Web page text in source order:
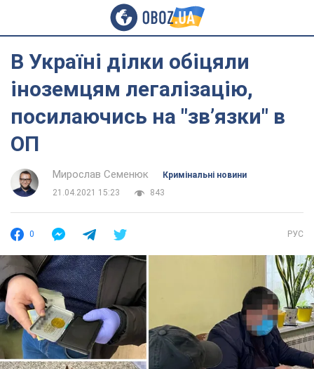
В Україні ділки обіцяли
іноземцям легалізацію,
посилаючись на "зв’язки" в
ОП
Мирослав Семенюк
Кримінальні новини
21.04.2021 15:23
843
0 РУС